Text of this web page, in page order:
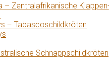
– Zentralafrikanische
– Tabascoschildkröten
Schnappschildkröten